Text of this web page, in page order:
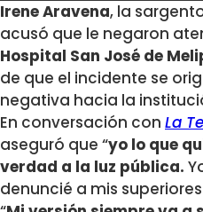
Irene Aravena, la
acusó que le negaron
Hospital San José de
de que el incidente se
negativa hacia la
En conversación con La
aseguró que “yo lo que
verdad a la luz pública.
denuncié a mis